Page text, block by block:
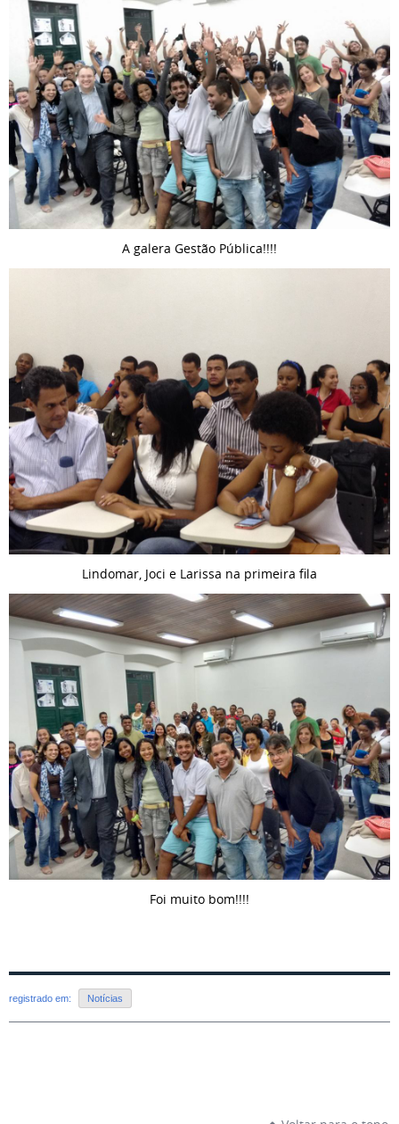
A galera Gestão Pública!!!!
Lindomar, Joci e Larissa na primeira fila
Foi muito bom!!!!
registrado em: Notícias